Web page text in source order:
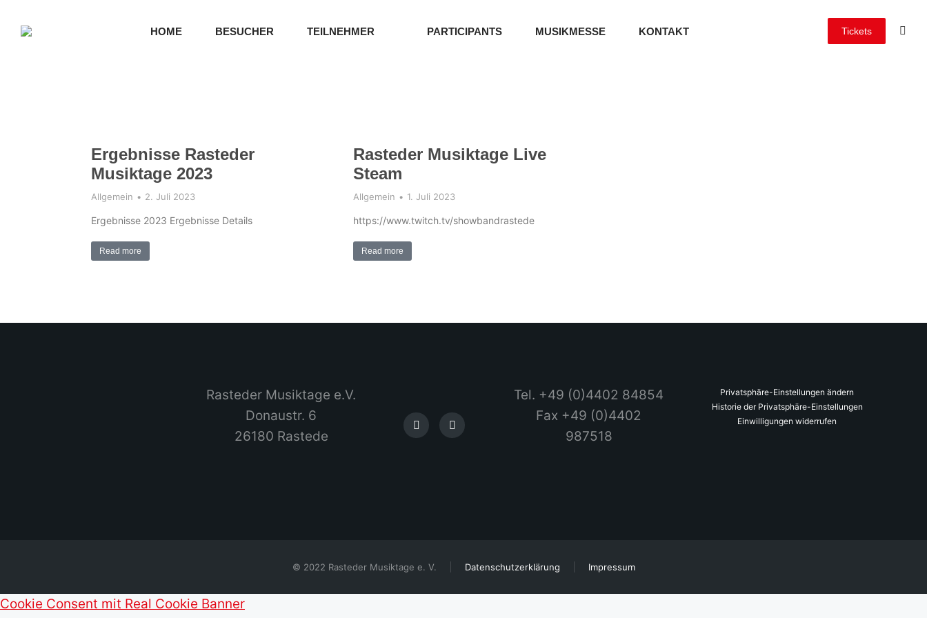
HOME BESUCHER TEILNEHMER PARTICIPANTS MUSIKMESSE KONTAKT Tickets
Ergebnisse Rasteder
Musiktage 2023
Allgemein 2. Juli 2023
Ergebnisse 2023 Ergebnisse Details
Read more
Rasteder Musiktage Live
Steam
Allgemein 1. Juli 2023
https://www.twitch.tv/showbandrastede
Read more
Rasteder Musiktage e.V.
Donaustr. 6
26180 Rastede
Tel. +49 (0)4402 84854
Fax +49 (0)4402
987518
Privatsphäre-Einstellungen ändern
Historie der Privatsphäre-Einstellungen
Einwilligungen widerrufen
© 2022 Rasteder Musiktage e. V. Datenschutzerklärung Impressum
Cookie Consent mit Real Cookie Banner